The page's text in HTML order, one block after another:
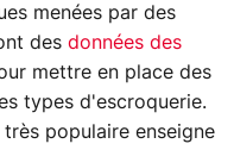
menées par des
des données des
mettre en place des
types d'escroquerie.
populaire enseigne